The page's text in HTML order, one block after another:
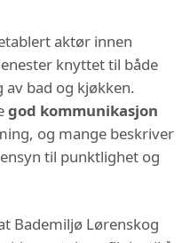
aktør innen
knyttet til både
bad og kjøkken.
god kommunikasjon
og mange beskriver
til punktlighet og
Bademiljø Lørenskog